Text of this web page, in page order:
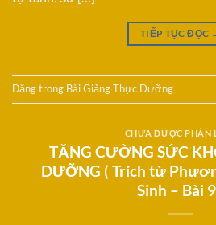
TIẾP TỤC ĐỌC
Đăng trong Bài Giảng Thực Dưỡng
CHƯA ĐƯỢC PHÂN
TĂNG CƯỜNG SỨC
DƯỠNG ( Trích từ
Sinh – Bài